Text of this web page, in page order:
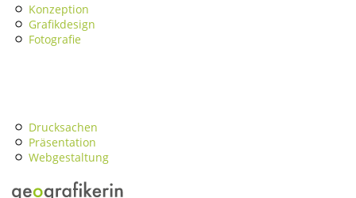
Konzeption
Grafikdesign
Fotografie
Drucksachen
Präsentation
Webgestaltung